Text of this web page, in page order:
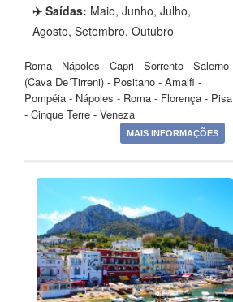
✈️ Saídas: Maio, Junho, Julho,
Agosto, Setembro, Outubro
Roma - Nápoles - Capri - Sorrento - Salerno
(Cava De´Tirreni) - Positano - Amalfi -
Pompéia - Nápoles - Roma - Florença - Pisa
- Cinque Terre - Veneza
MAIS INFORMAÇÕES